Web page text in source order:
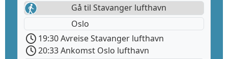
Gå til Stavanger lufthavn
Oslo
19:30 Avreise Stavanger lufthavn
20:33 Ankomst Oslo lufthavn